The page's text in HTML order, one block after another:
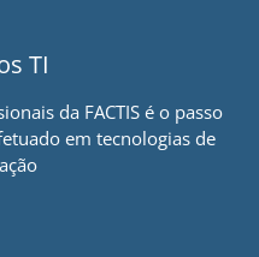
TI
da FACTIS é o passo
em tecnologias de